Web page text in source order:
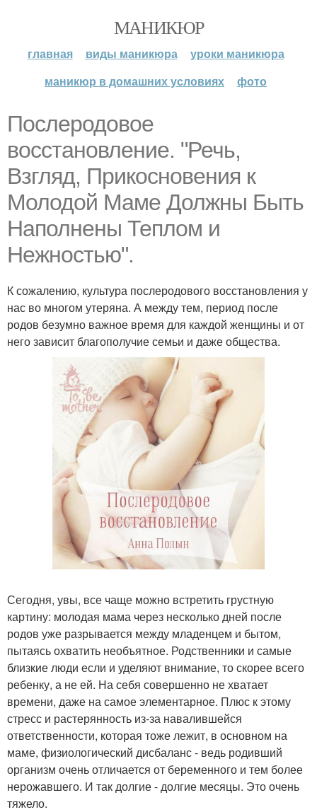
МАНИКЮР
главная виды маникюра
уроки маникюра
маникюр в домашних условиях
фото
Послеродовое
восстановление. "Речь,
Взгляд, Прикосновения к
Молодой Маме Должны Быть
Наполнены Теплом и
Нежностью".
К сожалению, культура послеродового восстановления у
нас во многом утеряна. А между тем, период после
родов безумно важное время для каждой женщины и от
него зависит благополучие семьи и даже общества.
Сегодня, увы, все чаще можно встретить грустную
картину: молодая мама через несколько дней после
родов уже разрывается между младенцем и бытом,
пытаясь охватить необъятное. Родственники и самые
близкие люди если и уделяют внимание, то скорее всего
ребенку, а не ей. На себя совершенно не хватает
времени, даже на самое элементарное. Плюс к этому
стресс и растерянность из-за навалившейся
ответственности, которая тоже лежит, в основном на
маме, физиологический дисбаланс - ведь родивший
организм очень отличается от беременного и тем более
нерожавшего. И так долгие - долгие месяцы. Это очень
тяжело.